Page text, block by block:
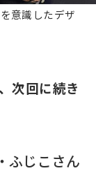
意識したデザ
次回に続き
ふじこさん